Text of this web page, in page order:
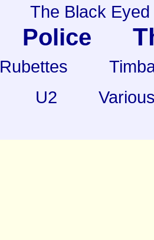
The Black
Police
Rubettes
U2